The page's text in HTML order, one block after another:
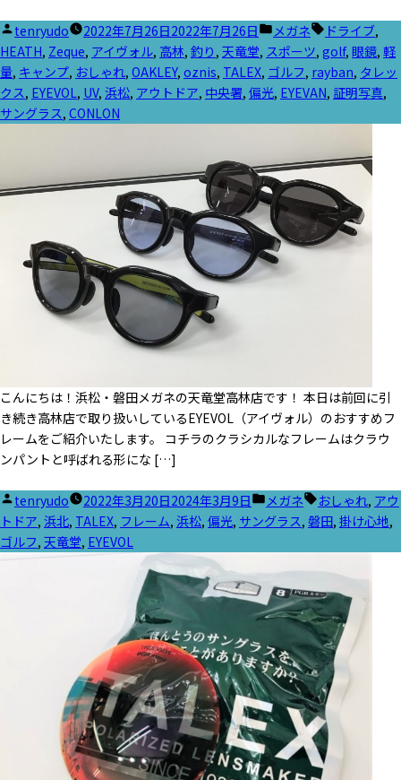
投
稿
者:
tenryudo 2022年7月26日2022年7月26日
カ
テ
ゴ
リ
メガネ
タ
グ:
ドライブ,
HEATH, Zeque, アイヴォル, 高林, 釣り , 天竜堂, スポーツ, golf, 眼鏡, 軽
量, キャンプ, おしゃれ, OAKLEY, oznis, TALEX, ゴルフ, rayban, タレッ
クス, EYEVOL, UV, 浜松, アウトドア, 中央署, 偏光, EYEVAN, 証明写真,
サングラス, CONLON
こんにちは！浜松・磐田メガネの天竜堂高林店です！ 本日は前回に引
き続き高林店で取り扱いしているEYEVOL（アイヴォル）のおすすめフ
レームをご紹介いたします。 コチラのクラシカルなフレームはクラウ
ンパントと呼ばれる形にな […]
投
稿
者:
tenryudo 2022年3月20日2024年3月9日
カ
テ
ー:
メガネ
タ
グ:
おしゃれ, アウ
トドア, 浜北, TALEX, フレーム, 浜松, 偏光, サングラス, 磐田, 掛け心地,
ゴルフ, 天竜堂, EYEVOL